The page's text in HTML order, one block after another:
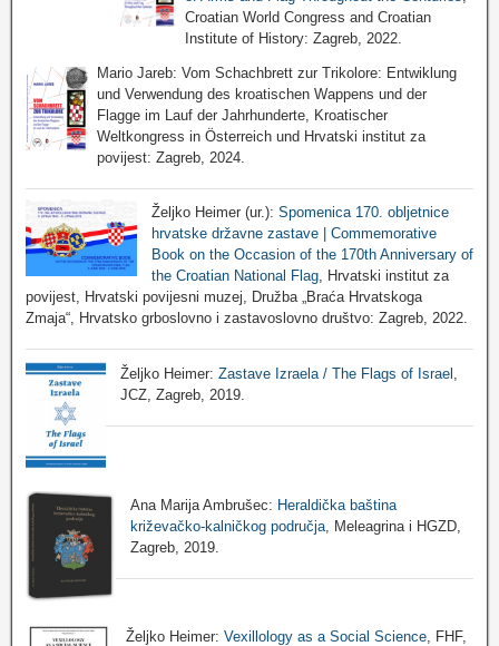
Croatian World Congress and Croatian
Institute of History: Zagreb, 2022.
Mario Jareb: Vom Schachbrett zur Trikolore: Entwiklung
und Verwendung des kroatischen Wappens und der
Flagge im Lauf der Jahrhunderte, Kroatischer
Weltkongress in Österreich und Hrvatski institut za
povijest: Zagreb, 2024.
Željko Heimer (ur.): Spomenica 170. obljetnice
hrvatske državne zastave | Commemorative
Book on the Occasion of the 170th Anniversary of
the Croatian National Flag, Hrvatski institut za
povijest, Hrvatski povijesni muzej, Družba „Braća Hrvatskoga
Zmaja“, Hrvatsko grboslovno i zastavoslovno društvo: Zagreb, 2022.
Željko Heimer:Zastave Izraela / The Flags of Israel
JCZ, Zagreb, 2019.
Ana Marija Ambrušec: Heraldička baština
križevačko-kalničkog područja, Meleagrina i HGZD,
Zagreb, 2019.
Željko Heimer:Vexillology as a Social Science , FHF,